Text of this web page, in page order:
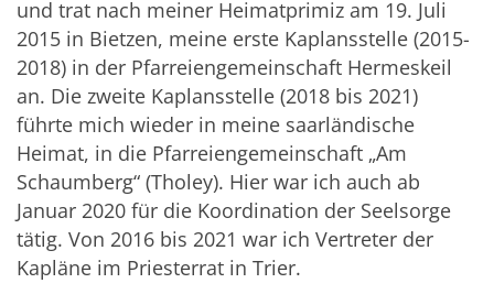
und trat nach meiner Heimatprimiz am 19. Juli
2015 in Bietzen, meine erste Kaplansstelle (2015-
2018) in der Pfarreiengemeinschaft Hermeskeil
an. Die zweite Kaplansstelle (2018 bis 2021)
führte mich wieder in meine saarländische
Heimat, in die Pfarreiengemeinschaft „Am
Schaumberg“ (Tholey). Hier war ich auch ab
Januar 2020 für die Koordination der Seelsorge
tätig. Von 2016 bis 2021 war ich Vertreter der
Kapläne im Priesterrat in Trier.